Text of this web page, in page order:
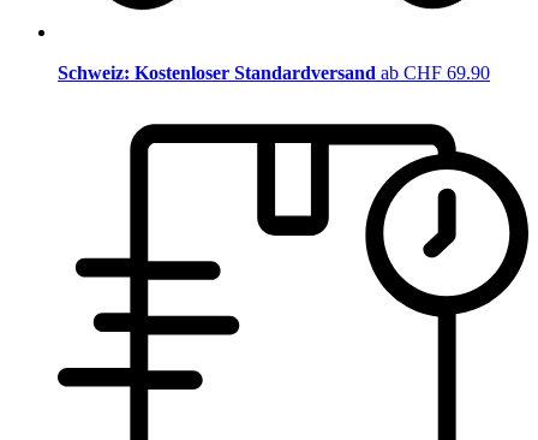
Schweiz: Kostenloser Standardversand ab CHF 69.90